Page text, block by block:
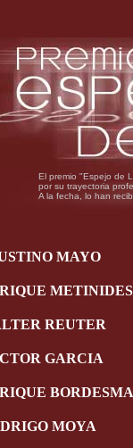
El premio "Espejo de
por su trayectoria
A la fecha, lo han
MAYO
METINIDES
REUTER
GARCIA
MOYA